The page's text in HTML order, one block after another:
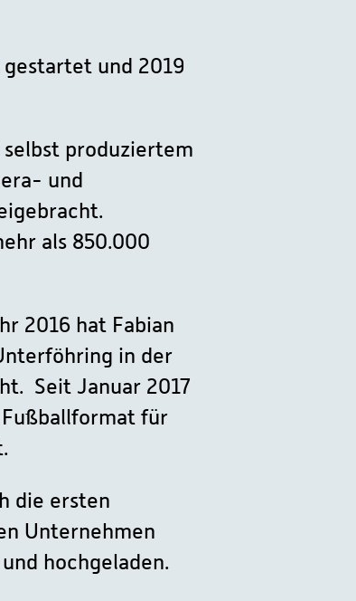
und 2019
produziertem
und
als 850.000
2016 hat Fabian
in der
Seit Januar 2017
für
die ersten
Unternehmen
hochgeladen.